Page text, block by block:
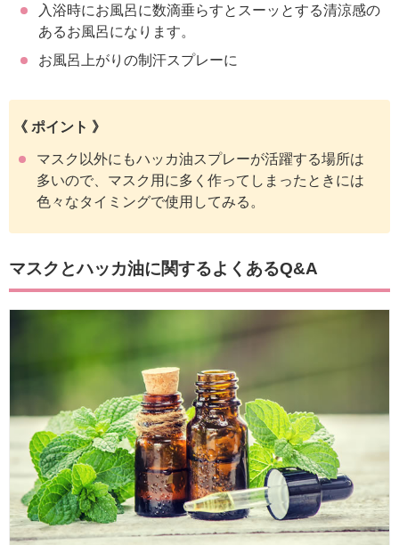
入浴時にお風呂に数滴垂らすとスーッとする清涼感の
あるお風呂になります。
お風呂上がりの制汗スプレーに
《 ポイント 》
マスク以外にもハッカ油スプレーが活躍する場所は
多いので、マスク用に多く作ってしまったときには
色々なタイミングで使用してみる。
マスクとハッカ油に関するよくあるQ&A